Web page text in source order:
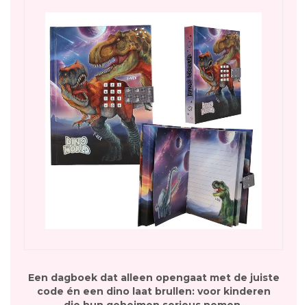
Een dagboek dat alleen opengaat met de juiste
code én een dino laat brullen: voor kinderen